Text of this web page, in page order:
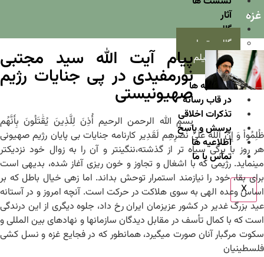
آثار
گالری
گالری تصاویر
گالری فیلم
اخبار
مصاحبه ها
در قاب رسانه
تذکرات اخلاقی
پرسش و پاسخ
اطلاعیه ها
تماس با ما
X
غزه
پیام آیت الله سید مجتبی
نورمفیدی در پی جنایات رژیم
صهیونیستی
بسم الله الرحمن الرحیم أُذِنَ لِلَّذِینَ یُقَٰتَلُونَ بِأَنَّهُم
ظُلِمُواْ وَ إِنَّ ٱللَّهَ عَلَىٰ نَصرِهِم لَقَدِیر کارنامه جنایات بی پایان رژیم صهیونی
هر روز با برگی سیاه تر از گذشته،ننگین‎تر و آن را به زوال خود نزدیکتر
می‎نماید. رژیمی که با اشغال و تجاوز و خون ریزی آغاز شده، بدیهی است
برای بقا، خود را نیازمند استمرار توحش بداند. اما زهی خیال باطل که بر
اساس وعده الهی به سوی هلاکت در حرکت است. آنچه امروز و در آستانه
عید بزرگ غدیر در کشور عزیزمان ایران رخ داد، جلوه دیگری از این درندگی
است که با کمال تأسف در مقابل دیدگان سازمان‎ها و نهادهای بین المللی و
سکوت مرگبار آنان صورت می‎گیرد، همانطور که در فجایع غزه و نسل کشی
فلسطینیان